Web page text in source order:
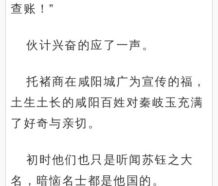
查账！”
伙计兴奋的应了一声。
托褚商在咸阳城广为宣传的福，
土生土长的咸阳百姓对秦岐玉充满
了好奇与亲切。
初时他们也只是听闻苏钰之大
名，暗恼名士都是他国的。